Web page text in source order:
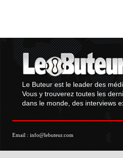
Le Buteur est le leader des
Vous y trouverez toutes les
dans le monde, des interviews
Email : info@lebuteur.com